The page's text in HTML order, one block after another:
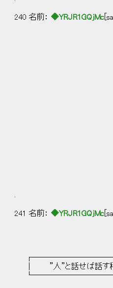
240 名前： ◆YRJR1GQjMc
γ ￣￣￣￣￣
｜ 量子
乂＿＿＿＿＿
│ 教授と
241 名前： ◆YRJR1GQjMc
_ .．
, :'´
│ ”人”と話
iｲ . i / ヾi